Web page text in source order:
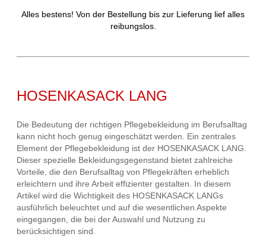
Alles bestens! Von der Bestellung bis zur Lieferung lief alles
reibungslos.
HOSENKASACK LANG
Die Bedeutung der richtigen Pflegebekleidung im Berufsalltag
kann nicht hoch genug eingeschätzt werden. Ein zentrales
Element der Pflegebekleidung ist der HOSENKASACK LANG.
Dieser spezielle Bekleidungsgegenstand bietet zahlreiche
Vorteile, die den Berufsalltag von Pflegekräften erheblich
erleichtern und ihre Arbeit effizienter gestalten. In diesem
Artikel wird die Wichtigkeit des HOSENKASACK LANGs
ausführlich beleuchtet und auf die wesentlichen Aspekte
eingegangen, die bei der Auswahl und Nutzung zu
berücksichtigen sind.